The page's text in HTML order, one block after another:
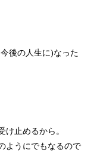
後の人生に)なった
け止めるから。
ようにでもなるので